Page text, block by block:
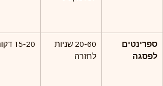
ספרינטים
לפסגה
20-60 שניות
לחזרה
15-20 דקות